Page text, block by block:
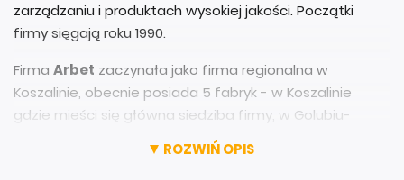
zarządzaniu i produktach wysokiej jakości. Początki
firmy sięgają roku 1990.
Firma Arbet zaczynała jako firma regionalna w
Koszalinie, obecnie posiada 5 fabryk - w Koszalinie
gdzie mieści się główna siedziba firmy, w Golubiu-
Dobrzyniu, w Gostyniu, Jaśle oraz najnowszą w
ROZWIŃ OPIS